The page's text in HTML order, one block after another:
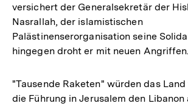
versichert der Generalsekretär der
Nasrallah, der islamistischen
Palästinenserorganisation seine
hingegen droht er mit neuen Angriffen.
"Tausende Raketen" würden das
die Führung in Jerusalem den Libanon